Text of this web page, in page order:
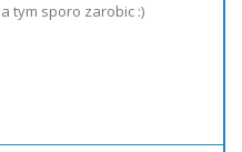
tym sporo zarobic :)